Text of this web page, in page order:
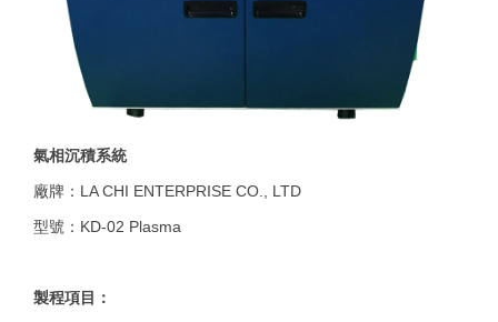
氣相沉積系統
廠牌：LA CHI ENTERPRISE CO., LTD
型號：KD-02 Plasma
製程項目：